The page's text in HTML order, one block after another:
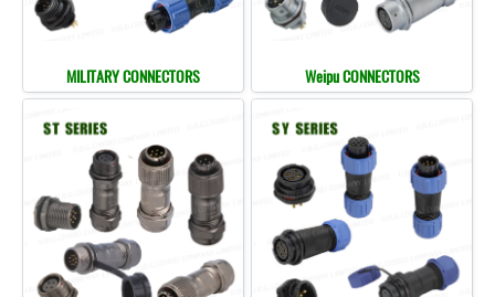
MILITARY CONNECTORS Weipu CONNECTORS